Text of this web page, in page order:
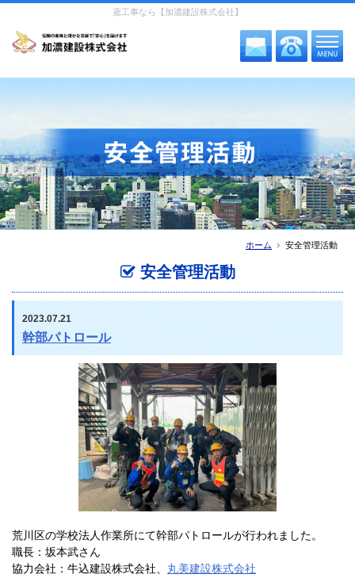
鳶工事なら【加濃建設株式会社】
安全管理活動
ホーム
安全管理活動
2023.07.21
幹部パトロール
荒川区の学校法人作業所にて幹部パトロールが行われました。
職長：坂本武さん
協力会社：牛込建設株式会社、 丸美建設株式会社